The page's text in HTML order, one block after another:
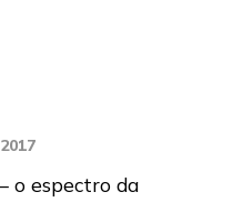
o espectro da